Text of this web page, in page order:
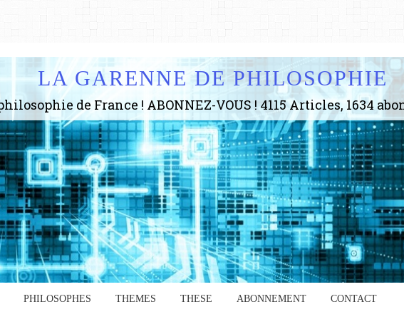
LA GARENNE DE PHILOSOPHIE
PHILOSOPHES THEMES THESE ABONNEMENT CONTACT